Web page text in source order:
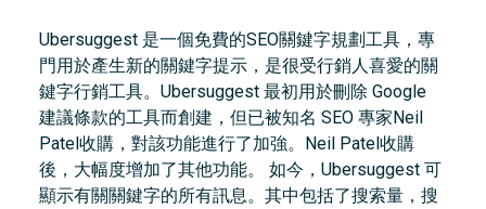
Ubersuggest 是一個免費的SEO關鍵字規劃工具，專
門用於產生新的關鍵字提示，是很受行銷人喜愛的關
鍵字行銷工具。Ubersuggest 最初用於刪除 Google
建議條款的工具而創建，但已被知名 SEO 專家Neil
Patel收購，對該功能進行了加強。Neil Patel收購
後，大幅度增加了其他功能。 如今，Ubersuggest 可
顯示有關關鍵字的所有訊息。其中包括了搜索量，搜